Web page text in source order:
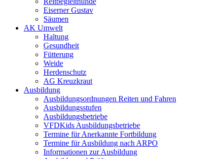
Eiserner Gustav
Säumen
AK Umwelt
Haltung
Gesundheit
Fütterung
Weide
Herdenschutz
AG Kreuzkraut
Ausbildung
Ausbildungsordnungen Reiten und Fahren
Ausbildungsstufen
Ausbildungsbetriebe
VFDKids Ausbildungsbetriebe
Termine für Anerkannte Fortbildung
Termine für Ausbildung nach ARPO
Informationen zur Ausbildung